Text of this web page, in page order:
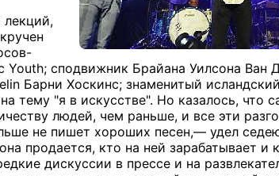
лекций,
сподвижник Брайана Уилсона Ван
Барни Хоскинс; знаменитый
тему "я в искусстве". Но казалось, что
людей, чем раньше, и все эти
не пишет хороших песен,— удел
продается, кто на ней зарабатывает и
дискуссии в прессе и на